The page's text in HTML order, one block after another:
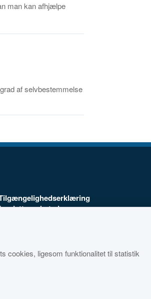
man kan afhjælpe
af selvbestemmelse
dette websted
cookies, ligesom funktionalitet til statistik